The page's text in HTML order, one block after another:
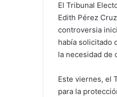
El Tribunal
Edith Pérez
controversia
había solicitado
la necesidad de
Este viernes, el
para la